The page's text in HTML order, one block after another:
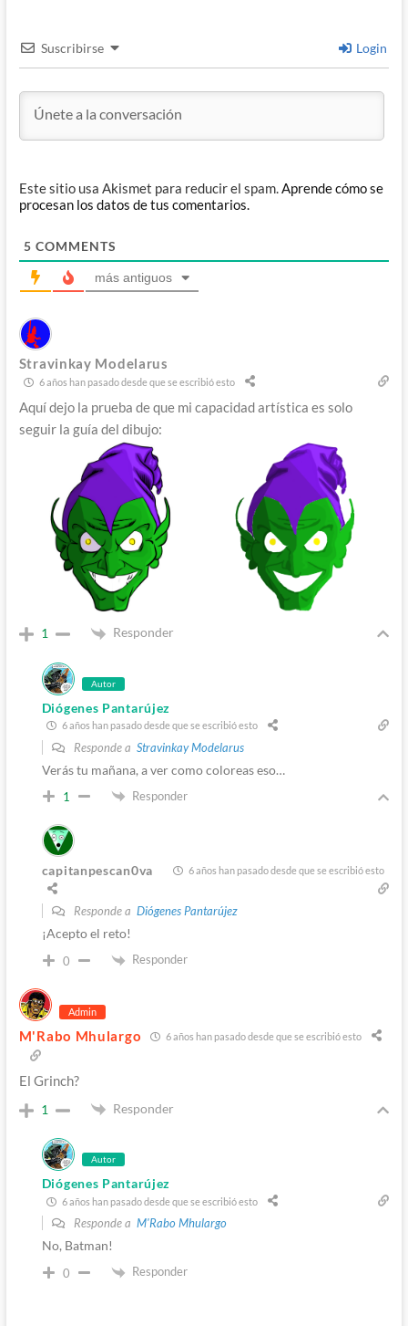
Suscribirse Login
Este sitio usa Akismet para reducir el spam.Aprende cómo se
procesan los datos de tus comentarios.
5 COMMENTS
más antiguos
Stravinkay Modelarus
6 años han pasado desde que se escribió esto
Aquí dejo la prueba de que mi capacidad artística es solo
seguir la guía del dibujo:
1 Responder
Autor
Diógenes Pantarújez
6 años han pasado desde que se escribió esto
Responde a Stravinkay Modelarus
Verás tu mañana, a ver como coloreas eso…
1 Responder
capitanpescan0va 6 años han pasado desde que se escribió esto
Responde a Diógenes Pantarújez
¡Acepto el reto!
0 Responder
Admin
M'Rabo Mhulargo 6 años han pasado desde que se escribió esto
El Grinch?
1 Responder
Autor
Diógenes Pantarújez
6 años han pasado desde que se escribió esto
Responde a M'Rabo Mhulargo
No, Batman!
0 Responder